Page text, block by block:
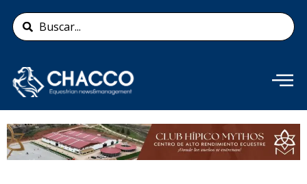
contenido
Search
...
Añade aquí tu texto de
cabecera